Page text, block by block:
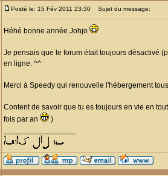
Posté le: 15 Fév 2011 23:30 Sujet du message:
Héhé bonne année Johjo
Je pensais que le forum était toujours désactivé
en ligne. ^^
Merci à Speedy qui renouvelle l'hébergement
Content de savoir que tu es toujours en vie en
fois par an
)